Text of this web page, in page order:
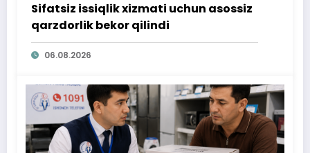
Sifatsiz issiqlik xizmati uchun asossiz
qarzdorlik bekor qilindi
06.08.2026